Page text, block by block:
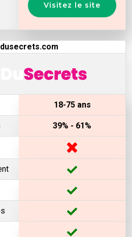
Visitez le site
18-75 ans
39% - 61%